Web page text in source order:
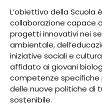
L’obiettivo della Scuola
collaborazione capace
progetti innovativi nei
ambientale,
iniziative sociali e
affidato ai giovani
competenze
delle nuove politiche di
sostenibile.